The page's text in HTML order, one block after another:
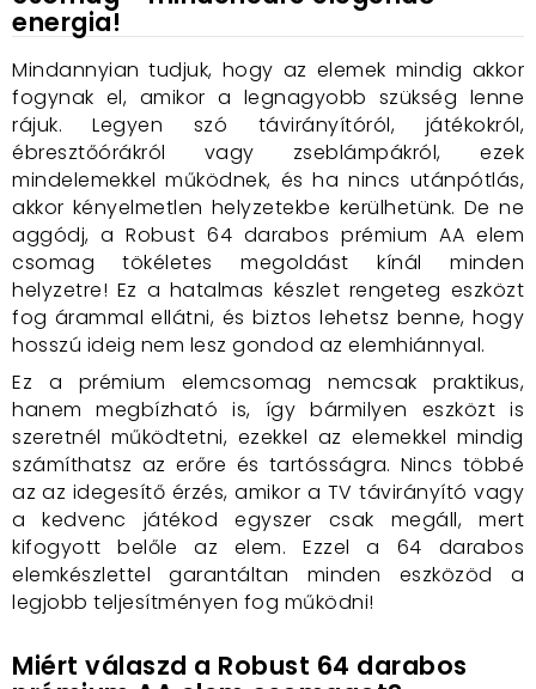
energia!
Mindannyian tudjuk, hogy az elemek mindig akkor
fogynak el, amikor a legnagyobb szükség lenne
rájuk. Legyen szó távirányítóról, játékokról,
ébresztőórákról vagy zseblámpákról, ezek
mindelemekkel működnek, és ha nincs utánpótlás,
akkor kényelmetlen helyzetekbe kerülhetünk. De ne
aggódj, a Robust 64 darabos prémium AA elem
csomag tökéletes megoldást kínál minden
helyzetre! Ez a hatalmas készlet rengeteg eszközt
fog árammal ellátni, és biztos lehetsz benne, hogy
hosszú ideig nem lesz gondod az elemhiánnyal.
Ez a prémium elemcsomag nemcsak praktikus,
hanem megbízható is, így bármilyen eszközt is
szeretnél működtetni, ezekkel az elemekkel mindig
számíthatsz az erőre és tartósságra. Nincs többé
az az idegesítő érzés, amikor a TV távirányító vagy
a kedvenc játékod egyszer csak megáll, mert
kifogyott belőle az elem. Ezzel a 64 darabos
elemkészlettel garantáltan minden eszközöd a
legjobb teljesítményen fog működni!
Miért válaszd a Robust 64 darabos